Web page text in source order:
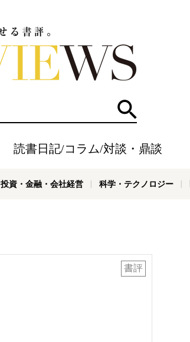
検索
読書日記/コラム/対談・鼎談
投資・金融・会社経営 科学・テクノロジー
書評